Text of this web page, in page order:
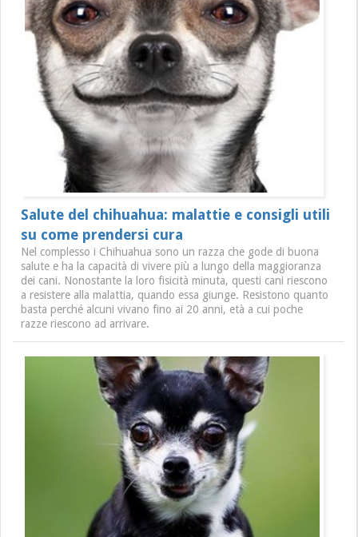
Salute del chihuahua: malattie e consigli utili
su come prendersi cura
Nel complesso i Chihuahua sono un razza che gode di buona
salute e ha la capacità di vivere più a lungo della maggioranza
dei cani. Nonostante la loro fisicità minuta, questi cani riescono
a resistere alla malattia, quando essa giunge. Resistono quanto
basta perché alcuni vivano fino ai 20 anni, età a cui poche
razze riescono ad arrivare.